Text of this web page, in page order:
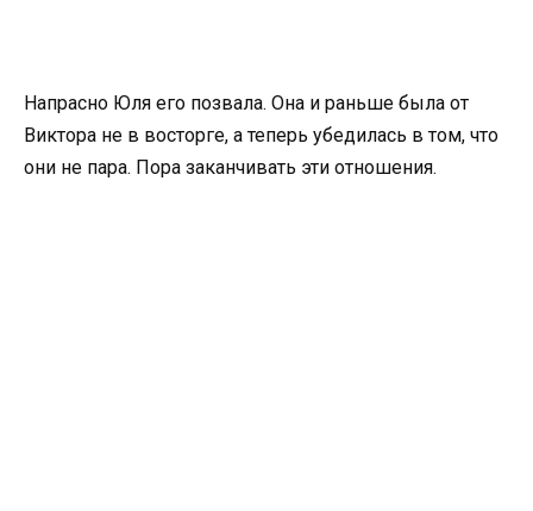
Напрасно Юля его позвала. Она и раньше была от
Виктора не в восторге, а теперь убедилась в том, что
они не пара. Пора заканчивать эти отношения.